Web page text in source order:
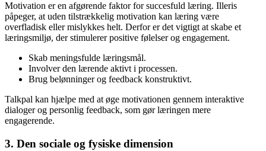
Motivation er en afgørende faktor for succesfuld læring. Illeris
påpeger, at uden tilstrækkelig motivation kan læring være
overfladisk eller mislykkes helt. Derfor er det vigtigt at skabe et
læringsmiljø, der stimulerer positive følelser og engagement.
Skab meningsfulde læringsmål.
Involver den lærende aktivt i processen.
Brug belønninger og feedback konstruktivt.
Talkpal kan hjælpe med at øge motivationen gennem interaktive
dialoger og personlig feedback, som gør læringen mere
engagerende.
3. Den sociale og fysiske dimension